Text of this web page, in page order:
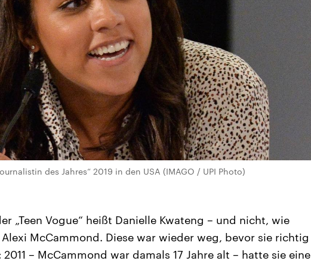
des Jahres“ 2019 in den USA (IMAGO / UPI Photo)
„Teen Vogue“ heißt Danielle Kwateng – und nicht, wie
McCammond. Diese war wieder weg, bevor sie richtig
– McCammond war damals 17 Jahre alt – hatte sie eine